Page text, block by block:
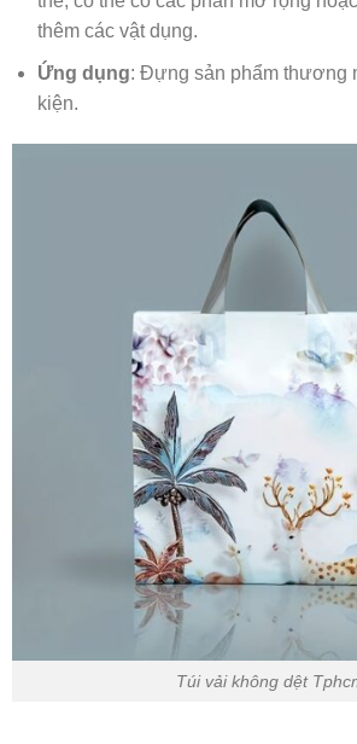
thêm các vật dụng.
Ứng dụng: Đựng sản phẩm thương
kiện.
Túi vải không dệt